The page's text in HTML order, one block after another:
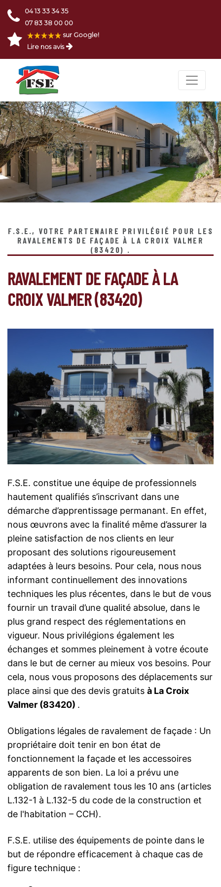
04 13 33 34 35
07 83 38 00 00
sur Google!
Lire nos avis
F.S.E., VOTRE PARTENAIRE PRIVILÉGIÉ POUR LES
RAVALEMENTS DE FAÇADE À LA CROIX VALMER
(83420) .
RAVALEMENT DE FAÇADE À LA
CROIX VALMER (83420)
F.S.E. constitue une équipe de professionnels
hautement qualifiés s’inscrivant dans une
démarche d’apprentissage permanant. En effet,
nous œuvrons avec la finalité même d’assurer la
pleine satisfaction de nos clients en leur
proposant des solutions rigoureusement
adaptées à leurs besoins. Pour cela, nous nous
informant continuellement des innovations
techniques les plus récentes, dans le but de vous
fournir un travail d’une qualité absolue, dans le
plus grand respect des réglementations en
vigueur. Nous privilégions également les
échanges et sommes pleinement à votre écoute
dans le but de cerner au mieux vos besoins. Pour
cela, nous vous proposons des déplacements sur
place ainsi que des devis gratuits à La Croix
Valmer (83420) .
Obligations légales de ravalement de façade : Un
propriétaire doit tenir en bon état de
fonctionnement la façade et les accessoires
apparents de son bien. La loi a prévu une
obligation de ravalement tous les 10 ans (articles
L.132-1 à L.132-5 du code de la construction et
de l'habitation – CCH).
F.S.E. utilise des équipements de pointe dans le
but de répondre efficacement à chaque cas de
figure technique :